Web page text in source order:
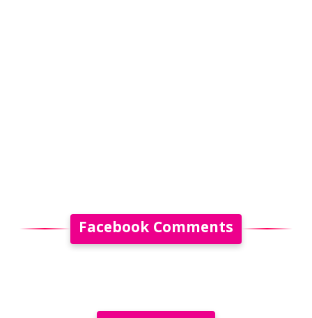
Facebook Comments